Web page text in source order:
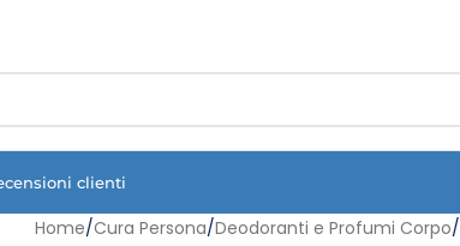
clienti
Home/Cura Persona/Deodoranti e Profumi Corpo/